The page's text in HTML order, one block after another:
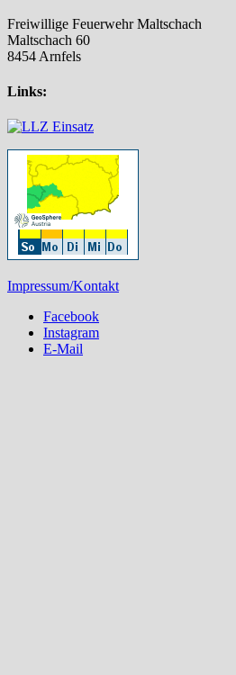
Freiwillige Feuerwehr Maltschach
Maltschach 60
8454 Arnfels
Links:
Impressum/Kontakt
Facebook
Instagram
E-Mail